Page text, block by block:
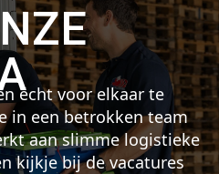
écht voor elkaar te
in een betrokken team
aan slimme logistieke
kijkje bij de vacatures